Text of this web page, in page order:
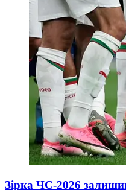
Зірка ЧС-2026